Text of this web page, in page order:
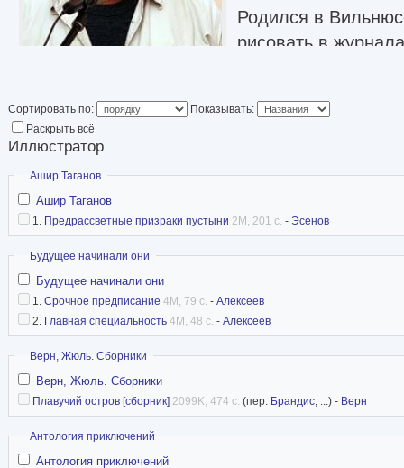
Родился в
рисовать в
московских
поступил в Московский полиграфический
книжной графики. В 1971 вступил в
художников СССР. Диплом защитил в 1975 г.
Гончарова. В 1974 г. вступил в Союз
Международный художественный фонд.
издательствах – «Советская Россия»,
1978 по 1985 год в издательстве «Молодая
проиллюстрированных книг: Дмитрий
Зиновий Юрьев «Повелитель эллов»,
печальнее на свете...». Почти каждый год мои
Всесоюзном – потом Всероссийском
Сортировать по:
Показывать:
Раскрыть всё
Иллюстратор
Скрыть
Ашир Таганов
Ашир Таганов
1. Предрассветные призраки пустыни 2M, 201 с. - Эсенов
Скрыть
Будущее начинали они
Будущее начинали они
1. Срочное предписание 4M, 79 с. - Алексеев
2. Главная специальность 4M, 48 с. - Алексеев
Скрыть
Верн, Жюль. Сборники
Верн, Жюль. Сборники
Плавучий остров [сборник] 2099K, 474 с. (пер. Брандис, ...) - Верн
Скрыть
Антология приключений
Антология приключений